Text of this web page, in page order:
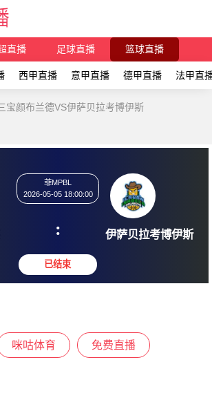
直播 足球直播 篮球直播
西甲直播 意甲直播 德甲直播 法甲直
宝颜布兰德VS伊萨贝拉考博伊斯
德
2026-05-05 18:00:00
: 伊萨贝拉
咪咕体育 免费直播